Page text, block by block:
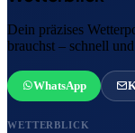
Dein präzises
brauchst – schnell
WhatsApp
WETTERBLICK